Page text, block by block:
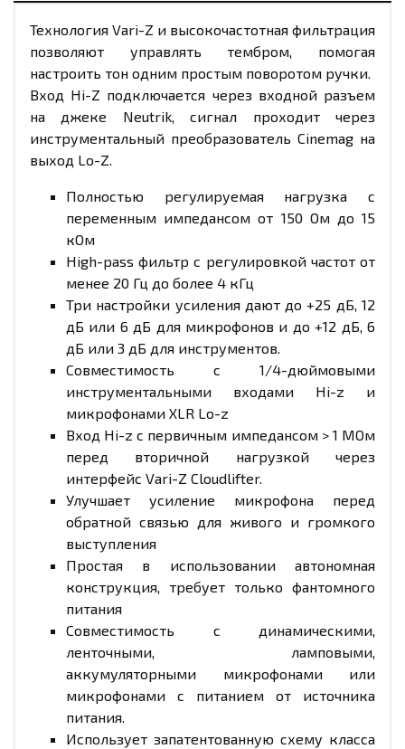
Технология Vari-Z и высокочастотная фильтрация
позволяют управлять тембром, помогая
настроить тон одним простым поворотом ручки.
Вход Hi-Z подключается через входной разъем
на джеке Neutrik, сигнал проходит через
инструментальный преобразователь Cinemag на
выход Lo-Z.
Полностью регулируемая нагрузка с
переменным импедансом от 150 Ом до 15
кОм
High-pass фильтр с регулировкой частот от
менее 20 Гц до более 4 кГц
Три настройки усиления дают до +25 дБ, 12
дБ или 6 дБ для микрофонов и до +12 дБ, 6
дБ или 3 дБ для инструментов.
Совместимость с 1/4-дюймовыми
инструментальными входами Hi-z и
микрофонами XLR Lo-z
Вход Hi-z с первичным импедансом > 1 МОм
перед вторичной нагрузкой через
интерфейс Vari-Z Cloudlifter.
Улучшает усиление микрофона перед
обратной связью для живого и громкого
выступления
Простая в использовании автономная
конструкция, требует только фантомного
питания
Совместимость с динамическими,
ленточными, ламповыми,
аккумуляторными микрофонами или
микрофонами с питанием от источника
питания.
Использует запатентованную схему класса